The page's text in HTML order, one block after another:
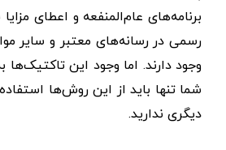
برنامه‌های عام‌المنفعه و اعطای
رسمی در رسانه‌های معتبر و سایر
وجود دارند. اما وجود این
شما تنها باید از این روش‌ها
دیگری ندارید.